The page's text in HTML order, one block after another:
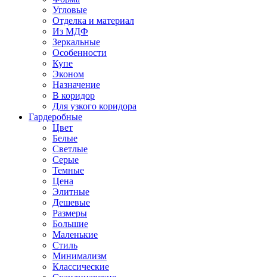
Угловые
Отделка и материал
Из МДФ
Зеркальные
Особенности
Купе
Эконом
Назначение
В коридор
Для узкого коридора
Гардеробные
Цвет
Белые
Светлые
Серые
Темные
Цена
Элитные
Дешевые
Размеры
Большие
Маленькие
Стиль
Минимализм
Классические